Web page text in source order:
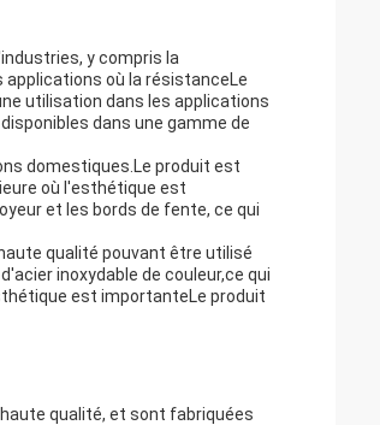
y compris la
où la résistanceLe
utilisation dans les applications
dans une gamme de
domestiques.Le produit est
où l'esthétique est
et les bords de fente, ce qui
qualité pouvant être utilisé
inoxydable de couleur,ce qui
est importanteLe produit
qualité, et sont fabriquées